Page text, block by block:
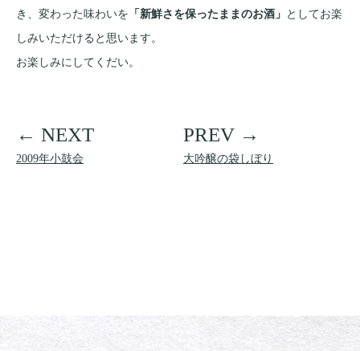
き、変わった味わいを 「新鮮さを保ったままのお酒」 としてお楽
しみいただけると思います。
お楽しみにしてくだい。
2009年小鼓会 大吟醸の袋しぼり